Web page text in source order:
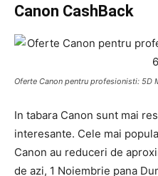
Canon CashBack
Oferte Canon pentru profesionisti: 5D
In tabara Canon sunt mai
interesante. Cele mai
Canon au reduceri de
de azi, 1 Noiembrie pana